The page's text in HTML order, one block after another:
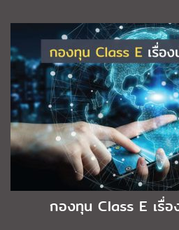
กองทุน Class E เรื่